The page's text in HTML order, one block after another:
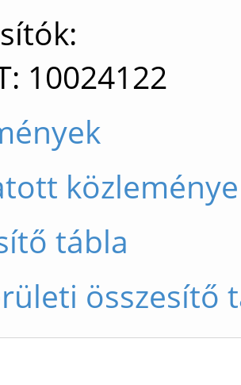
10024122
tábla
összesítő